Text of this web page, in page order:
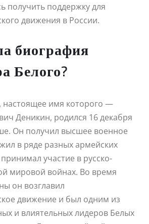
получить поддержку для
движения в России.
биография
Белого?
настоящее имя которого —
Деникин, родился 16 декабря
Он получил высшее военное
в ряде разных армейских
участие в русско-
мировой войнах. Во время
он возглавил
движение и был одним из
и влиятельных лидеров Белых